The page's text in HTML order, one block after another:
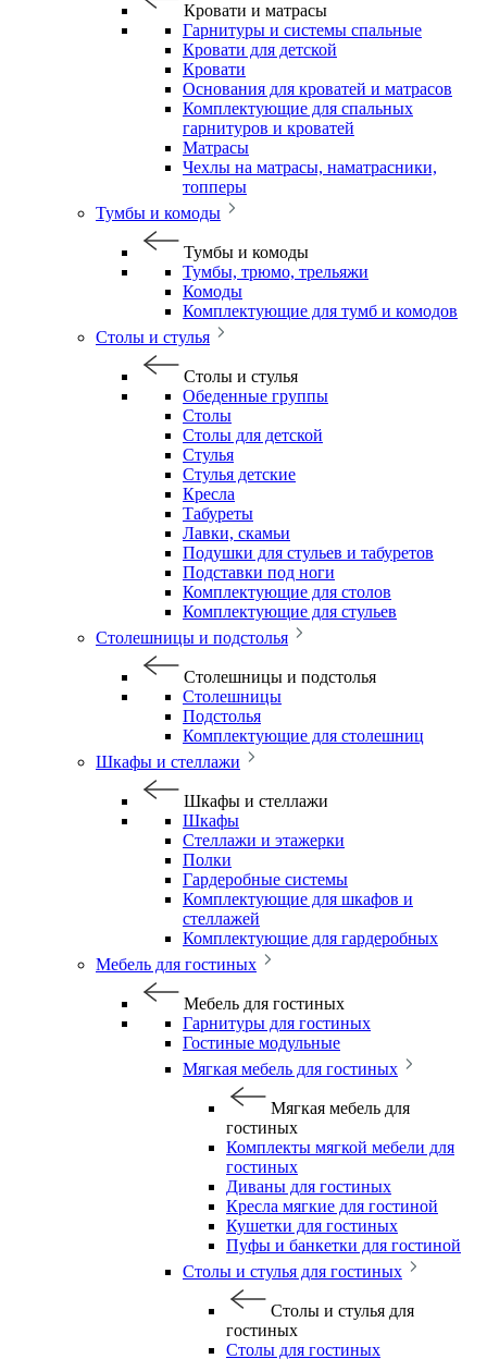
Кровати и матрасы
Гарнитуры и системы спальные
Кровати для детской
Кровати
Основания для кроватей и матрасов
Комплектующие для спальных
гарнитуров и кроватей
Матрасы
Чехлы на матрасы, наматрасники,
топперы
Тумбы и комоды
Тумбы и комоды
Тумбы, трюмо, трельяжи
Комоды
Комплектующие для тумб и комодов
Столы и стулья
Столы и стулья
Обеденные группы
Столы
Столы для детской
Стулья
Стулья детские
Кресла
Табуреты
Лавки, скамьи
Подушки для стульев и табуретов
Подставки под ноги
Комплектующие для столов
Комплектующие для стульев
Столешницы и подстолья
Столешницы и подстолья
Столешницы
Подстолья
Комплектующие для столешниц
Шкафы и стеллажи
Шкафы и стеллажи
Шкафы
Стеллажи и этажерки
Полки
Гардеробные системы
Комплектующие для шкафов и
стеллажей
Комплектующие для гардеробных
Мебель для гостиных
Мебель для гостиных
Гарнитуры для гостиных
Гостиные модульные
Мягкая мебель для гостиных
Мягкая мебель для
гостиных
Комплекты мягкой мебели для
гостиных
Диваны для гостиных
Кресла мягкие для гостиной
Кушетки для гостиных
Пуфы и банкетки для гостиной
Столы и стулья для гостиных
Столы и стулья для
гостиных
Столы для гостиных